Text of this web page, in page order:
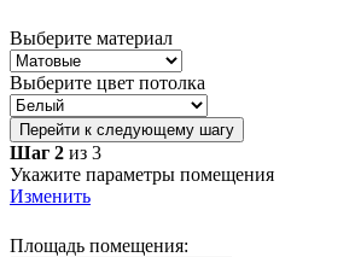
Выберите материал
Выберите цвет потолка
Перейти к следующему шагу
Шаг 2 из 3
Укажите параметры помещения
Изменить
Площадь помещения: